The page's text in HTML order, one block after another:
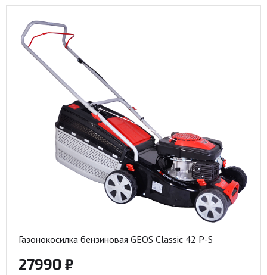
Газонокосилка бензиновая GEOS Classic 42 P-S
27990 ₽